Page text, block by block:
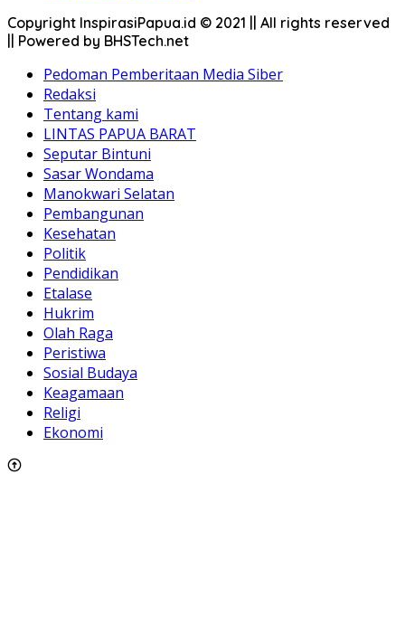
Copyright InspirasiPapua.id © 2021 || All rights reserved
|| Powered by BHSTech.net
Pedoman Pemberitaan Media Siber
Redaksi
Tentang kami
LINTAS PAPUA BARAT
Seputar Bintuni
Sasar Wondama
Manokwari Selatan
Pembangunan
Kesehatan
Politik
Pendidikan
Etalase
Hukrim
Olah Raga
Peristiwa
Sosial Budaya
Keagamaan
Religi
Ekonomi